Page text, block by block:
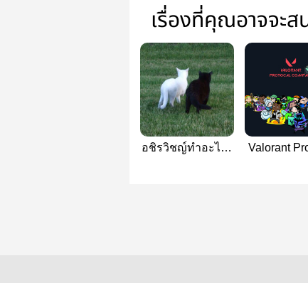
เรื่องที่คุณอาจจะส
อชิรวิชญ์ทำอะไร |
Valorant